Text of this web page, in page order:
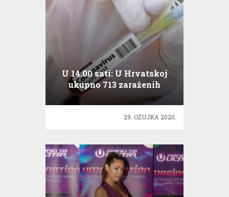
U 14.00 sati: U Hrvatskoj
ukupno 713 zaraženih
koronavirusom, 6
preminulih
29. OŽUJKA 2020.